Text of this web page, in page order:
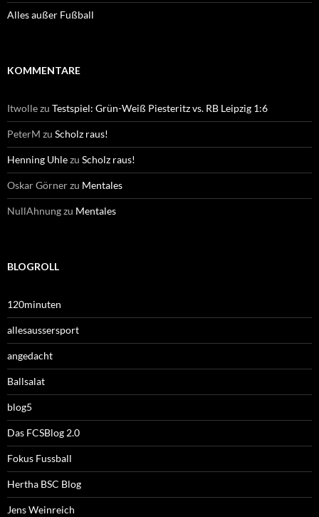
Alles außer Fußball
KOMMENTARE
Itwollezu Testspiel: Grün-Weiß Piesteritz vs. RB Leipzig 1:6
PeterM zu Scholz raus!
Henning Uhlezu Scholz raus!
Oskar Görnerzu Mentales
NullAhnungzu Mentales
BLOGROLL
120minuten
allesaussersport
angedacht
Ballsalat
blog5
Das FCSBlog 2.0
Fokus Fussball
Hertha BSC Blog
Jens Weinreich